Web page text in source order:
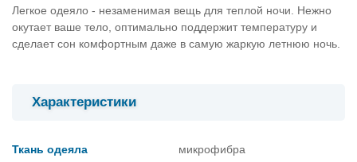
Легкое одеяло - незаменимая вещь для теплой ночи. Нежно
окутает ваше тело, оптимально поддержит температуру и
сделает сон комфортным даже в самую жаркую летнюю ночь.
Характеристики
Ткань одеяла микрофибра